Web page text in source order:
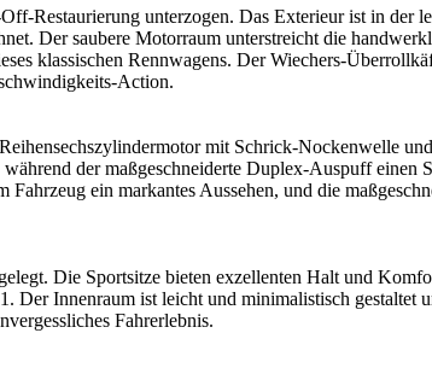
Restaurierung unterzogen. Das Exterieur ist in der
Der saubere Motorraum unterstreicht die
klassischen Rennwagens. Der Wiechers-
Action.
mit Schrick-Nockenwelle
der maßgeschneiderte Duplex-Auspuff einen
ein markantes Aussehen, und die
Die Sportsitze bieten exzellenten Halt und
Innenraum ist leicht und minimalistisch gestaltet
Fahrerlebnis.